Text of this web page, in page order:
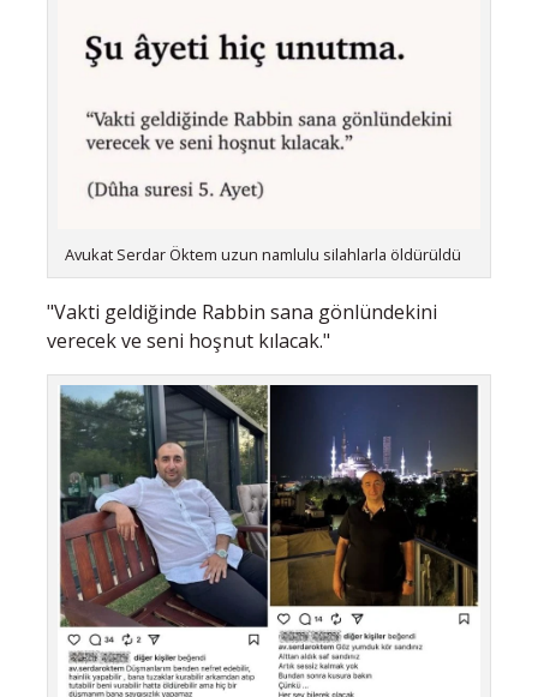
Avukat Serdar Öktem uzun namlulu silahlarla öldürüldü
"Vakti geldiğinde Rabbin sana gönlündekini
verecek ve seni hoşnut kılacak."